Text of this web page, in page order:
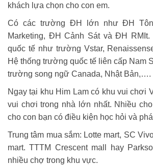
khách lựa chọn cho con em.
Có các trường ĐH lớn như ĐH
Marketing, ĐH Cảnh Sát và ĐH
quốc tế như trường Vstar,
Hệ thống trường quốc tế liên cấp Nam
trường song ngữ Canada, Nhật Bản,….
Ngay tại khu Him Lam có khu vui chơi
vui chơi trong nhà lớn nhất. Nhiều
cho con bạn có điều kiện học hỏi và
Trung tâm mua sắm: Lotte mart, SC
mart. TTTM Crescent mall hay
nhiều chợ trong khu vực.